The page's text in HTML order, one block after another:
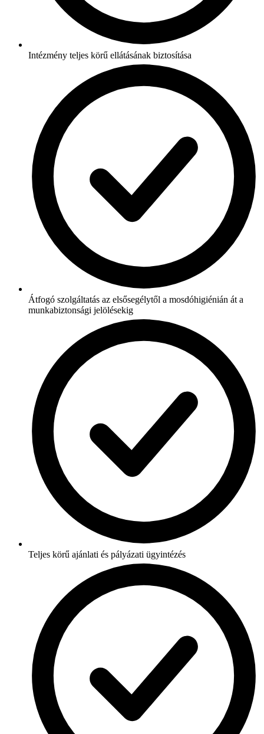
Intézmény teljes körű ellátásának biztosítása
Átfogó szolgáltatás az elsősegélytől a mosdóhigiénián át a
munkabiztonsági jelölésekig
Teljes körű ajánlati és pályázati ügyintézés